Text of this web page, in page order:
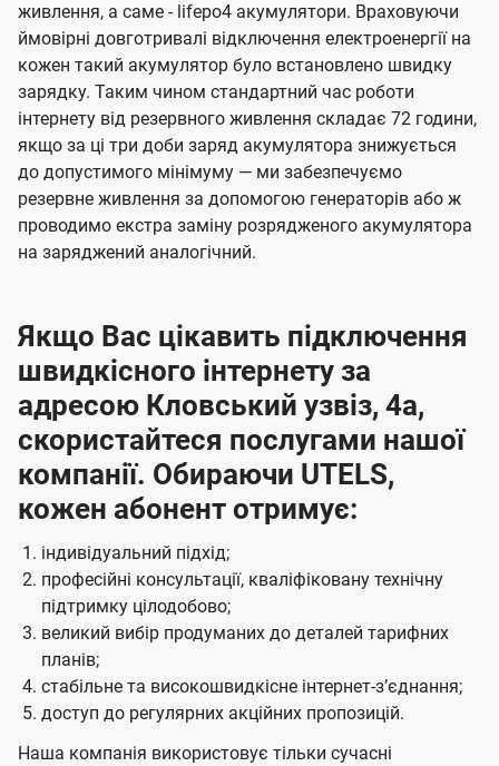
живлення, а саме - lifepo4 акумулятори. Враховуючи
ймовірні довготривалі відключення електроенергії на
кожен такий акумулятор було встановлено швидку
зарядку. Таким чином стандартний час роботи
інтернету від резервного живлення складає 72 години,
якщо за ці три доби заряд акумулятора знижується
до допустимого мінімуму — ми забезпечуємо
резервне живлення за допомогою генераторів або ж
проводимо екстра заміну розрядженого акумулятора
на заряджений аналогічний.
Якщо Вас цікавить підключення
швидкісного інтернету за
адресою Кловський узвіз, 4а,
скористайтеся послугами нашої
компанії. Обираючи UTELS,
кожен абонент отримує:
індивідуальний підхід;
професійні консультації, кваліфіковану технічну
підтримку цілодобово;
великий вибір продуманих до деталей тарифних
планів;
стабільне та високошвидкісне інтернет-зʼєднання;
доступ до регулярних акційних пропозицій.
Наша компанія використовує тільки сучасні